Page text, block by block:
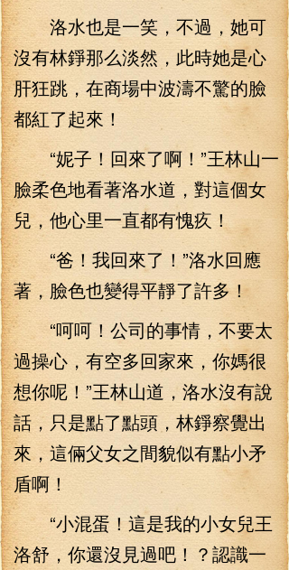
洛水也是一笑，不過，她可
沒有林錚那么淡然，此時她是心
肝狂跳，在商場中波濤不驚的臉
都紅了起來！
“妮子！回來了啊！”王林山一
臉柔色地看著洛水道，對這個女
兒，他心里一直都有愧疚！
“爸！我回來了！”洛水回應
著，臉色也變得平靜了許多！
“呵呵！公司的事情，不要太
過操心，有空多回家來，你媽很
想你呢！”王林山道，洛水沒有說
話，只是點了點頭，林錚察覺出
來，這倆父女之間貌似有點小矛
盾啊！
“小混蛋！這是我的小女兒王
洛舒，你還沒見過吧！？認識一